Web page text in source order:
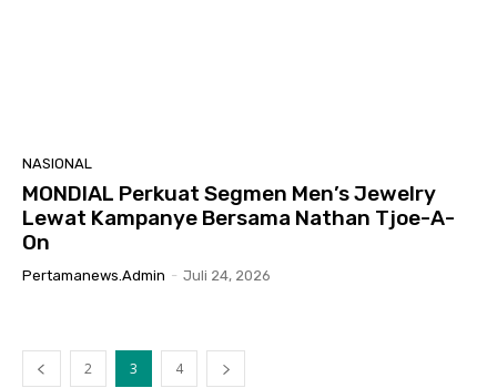
NASIONAL
MONDIAL Perkuat Segmen Men’s Jewelry
Lewat Kampanye Bersama Nathan Tjoe-A-
On
Pertamanews.admin - Juli 24, 2026
2 3 4